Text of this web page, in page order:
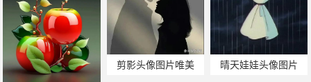
剪影头像图片唯美 晴天娃娃头像图片